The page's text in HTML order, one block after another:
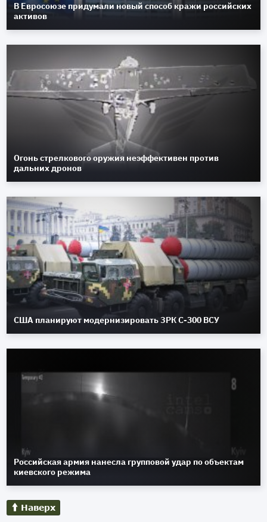
В Евросоюзе придумали новый способ кражи российских
активов
Огонь стрелкового оружия неэффективен против
дальних дронов
США планируют модернизировать ЗРК С-300 ВСУ
Российская армия нанесла групповой удар по объектам
киевского режима
Наверх